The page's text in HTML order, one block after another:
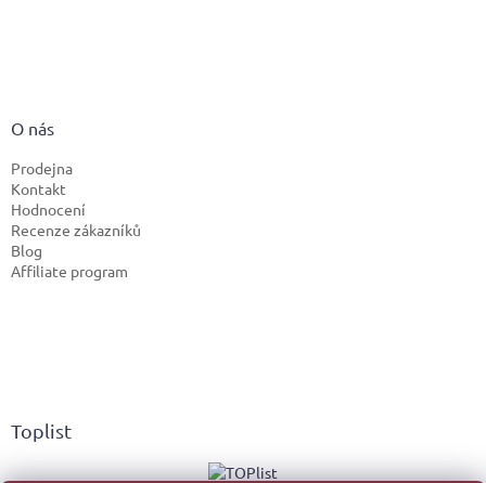
O nás
Prodejna
Kontakt
Hodnocení
Recenze zákazníků
Blog
Affiliate program
Toplist